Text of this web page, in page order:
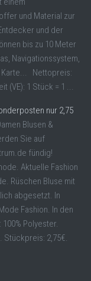
und Material zur
und der
bis zu 10 Meter
Navigationssystem,
Karte... Nettopreis:
(VE): 1 Stück = 1 ...
nur 2,75
Blusen &
Sie auf
fündig!
Aktuelle Fashion
Rüschen Bluse mit
abgesetzt. In
Fashion. In den
Polyester.
Stückpreis: 2,75€.